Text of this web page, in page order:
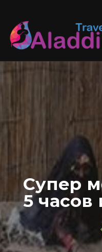
content
Супер
5 часов